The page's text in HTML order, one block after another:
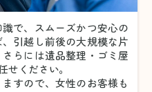
で、スムーズかつ安心の
引越し前後の大規模な片
らには遺品整理・ゴミ屋
ください。
すので、女性のお客様も